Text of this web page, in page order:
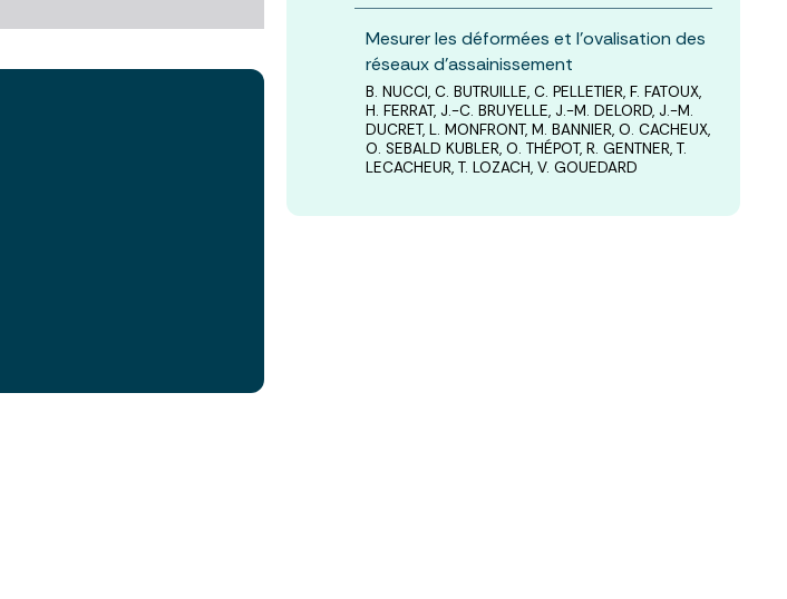
Mesurer les déformées et l'ovalisation des
réseaux d'assainissement
B. NUCCI, C. BUTRUILLE, C. PELLETIER, F. FATOUX,
H. FERRAT, J.-C. BRUYELLE, J.-M. DELORD, J.-M.
DUCRET, L. MONFRONT, M. BANNIER, O. CACHEUX,
O. SEBALD KUBLER, O. THÉPOT, R. GENTNER, T.
LECACHEUR, T. LOZACH, V. GOUEDARD